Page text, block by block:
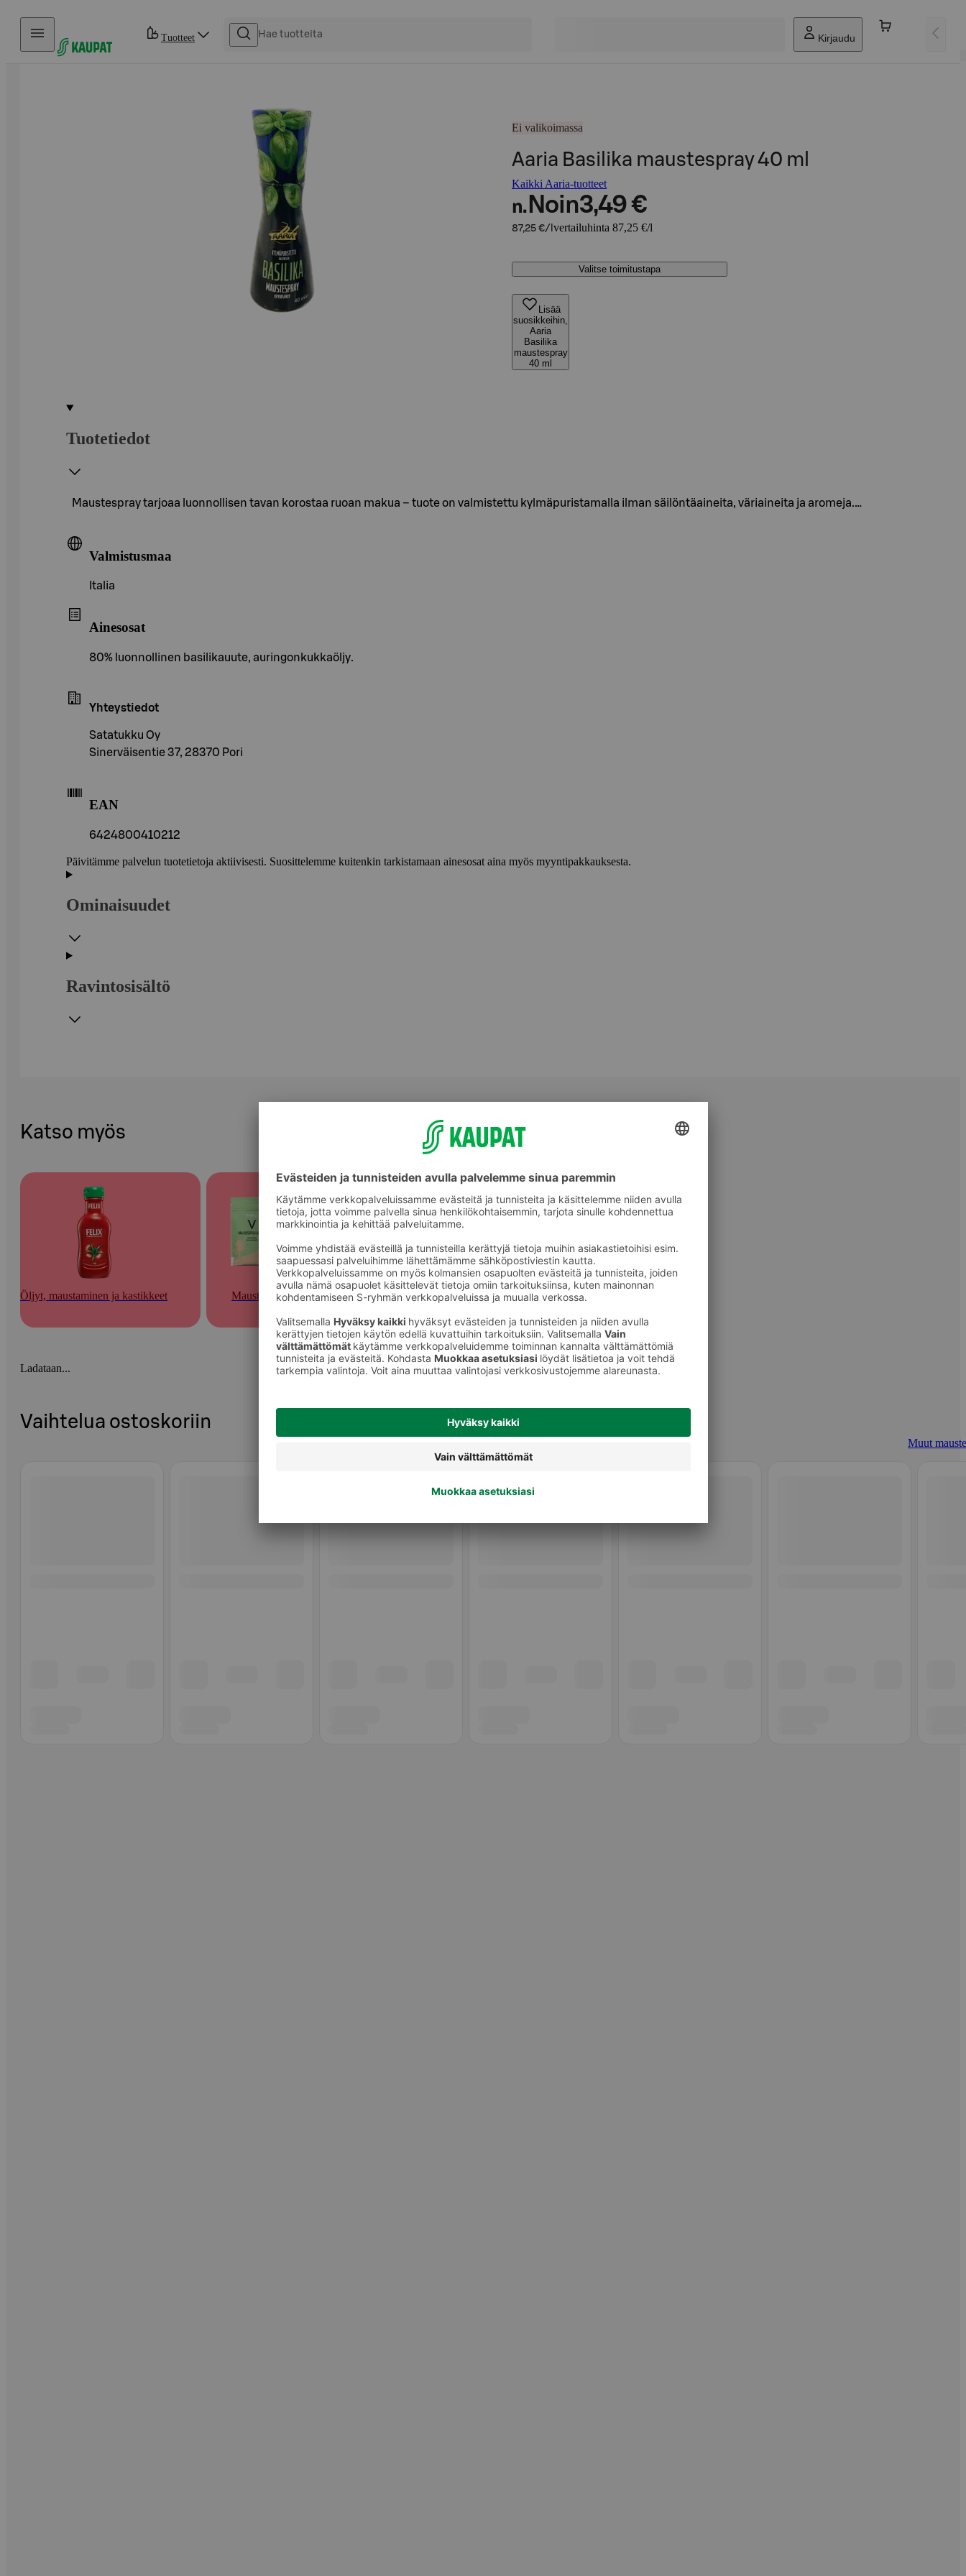
Hyppää sisältöön
Tuotteet Kirjaudu
Ei valikoimassa
Aaria Basilika maustespray 40 ml
Kaikki Aaria-tuotteet
n. Noin3,49 €
87,25 €/l vertailuhinta 87,25 €/l
Valitse toimitustapa
Lisää
suosikkeihin,
Aaria
Basilika
maustespray
40 ml
Tuotetiedot
Maustespray tarjoaa luonnollisen tavan korostaa ruoan makua – tuote on valmistettu kylmäpuristamalla ilman säilöntäaineita, väriaineita ja aromeja.…
Valmistusmaa
Italia
Ainesosat
80% luonnollinen basilikauute, auringonkukkaöljy.
Yhteystiedot
Satatukku Oy
Sinerväisentie 37, 28370 Pori
EAN
6424800410212
Päivitämme palvelun tuotetietoja aktiivisesti. Suosittelemme kuitenkin tarkistamaan ainesosat aina myös myyntipakkauksesta.
Ominaisuudet
Ravintosisältö
Katso myös
Öljyt, maustaminen ja kastikkeet Mausteet Muut mausteet
Ladataan...
Vaihtelua ostoskoriin
Muut